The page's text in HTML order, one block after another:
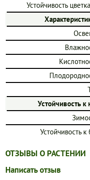
Устойчивость
Устойчивость
Устойчивость
ОТЗЫВЫ О РАСТЕНИИ
Написать отзыв